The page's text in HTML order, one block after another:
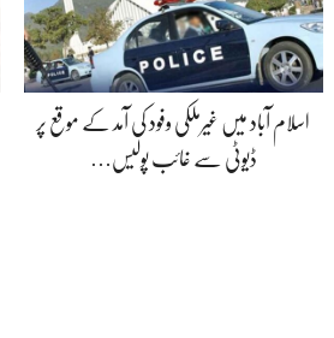
اسلام آباد میں غیرملکی وفود کی آمد کے موقع پر
ڈیوٹی سے غائب پولیس…